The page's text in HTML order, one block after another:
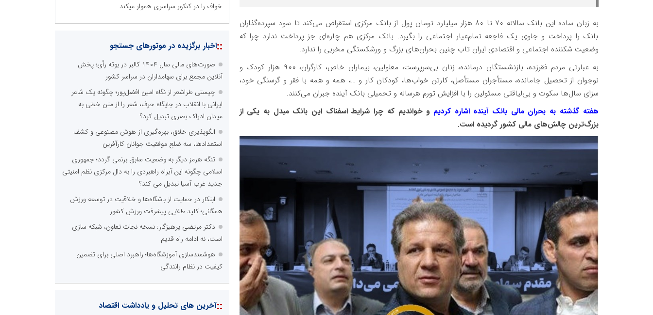
به زبان ساده این بانک سالانه ۷۰ تا ۸۰ هزار میلیارد تومان پول از بانک مرکزی استقراض می‌کند تا سود سپرده‌گذاران
بانک را پرداخت و جلوی یک فاجعه تمام‌عیار اجتماعی را بگیرد. بانک مرکزی هم چاره‌ای جز پرداخت ندارد چرا که
وضعیت شکننده اجتماعی و اقتصادی ایران تاب چنین بحران‌های بزرگ و ورشکستگی مخربی را ندارد.
به عبارتی مردم فقرزده، بازنشستگان درمانده، زنان بی‌سرپرست، معلولین، بیماران خاص، کارگران، ۹۰۰ هزار کودک و
نوجوان از تحصیل جامانده، مستأجران مستأصل، کارتن خواب‌ها، کودکان کار و …، همه و همه با فقر و گرسنگی خود،
سزای سال‌ها سکوت و بی‌لیاقتی مسئولین را با افزایش تورم هرساله و تحمیلی بانک آینده جبران می‌کنند.
هفته گذشته به بحران مالی بانک آینده اشاره کردیم و خواندیم که چرا شرایط اسفناک این بانک مبدل به یکی از
بزرگ‌ترین چالش‌های مالی کشور گردیده است.
خواف را در کنکور سراسری هموار میکند
::اخبار برگزیده در موتورهای جستجو
صورت‌های مالی سال ۱۴۰۴ کالبر در بوته رأی؛ پخش
آنلاین مجمع برای سهامداران در سراسر کشور
چیستی طراشعر از نگاه امین افضل‌پور؛ چگونه یک شاعر
ایرانی با انقلاب در جایگاه حرف، شعر را از متن خطی به
میدان ادراک بصری تبدیل کرد؟
الگوپذیری خلاق، بهره‌گیری از هوش مصنوعی و کشف
استعدادها، سه ضلع موفقیت جوانان کارآفرین
تنگه هرمز دیگر به وضعیت سابق برنمی گردد؛ جمهوری
اسلامی چگونه این آبراه راهبردی را به دال مرکزی نظم امنیتی
جدید غرب آسیا تبدیل می کند؟
ابتکار در حمایت از باشگاه‌ها و خلاقیت در توسعه ورزش
همگانی؛ کلید طلایی پیشرفت ورزش کشور
دکتر مرتضی پرهیزگار: نسخه نجات تعاون، شبکه سازی
است، نه ادامه راه قدیم
هوشمندسازی آموزشگاه‌ها؛ راهبرد اصلی برای تضمین
کیفیت در نظام رانندگی
::آخرین های تحلیل و یادداشت اقتصاد